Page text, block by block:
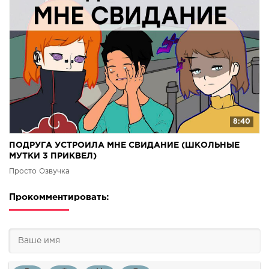
8:40
ПОДРУГА УСТРОИЛА МНЕ СВИДАНИЕ (ШКОЛЬНЫЕ
МУТКИ 3 ПРИКВЕЛ)
Просто Озвучка
Прокомментировать: